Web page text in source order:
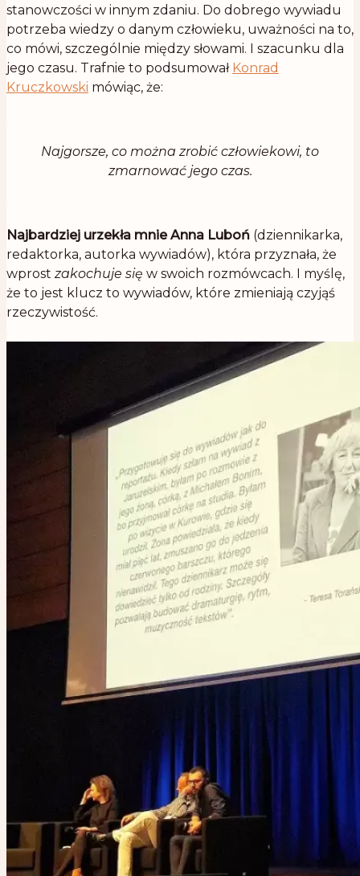
stanowczości w innym zdaniu. Do dobrego wywiadu
potrzeba wiedzy o danym człowieku, uważności na to,
co mówi, szczególnie między słowami. I szacunku dla
jego czasu. Trafnie to podsumował Konrad
Kruczkowski mówiąc, że:
.
Najgorsze, co można zrobić człowiekowi, to
zmarnować jego czas.
.
Najbardziej urzekła mnie Anna Luboń (dziennikarka,
redaktorka, autorka wywiadów), która przyznała, że
wprost zakochuje się w swoich rozmówcach. I myślę,
że to jest klucz to wywiadów, które zmieniają czyjąś
rzeczywistość.
.